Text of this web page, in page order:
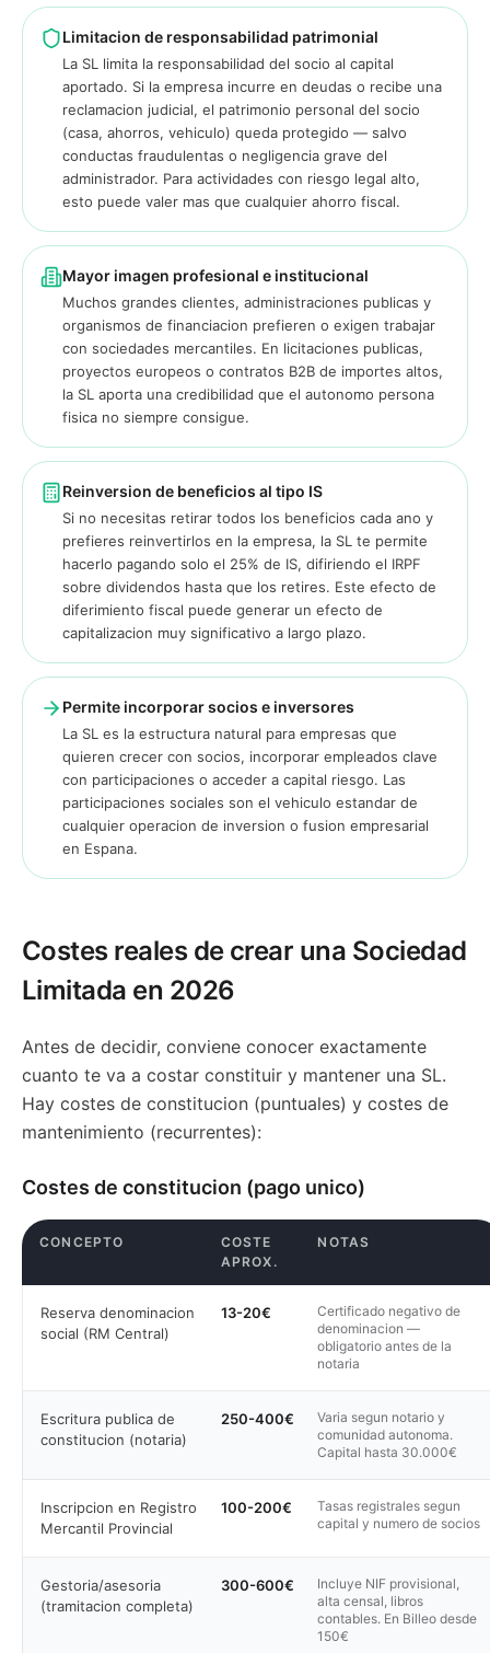
Limitacion de responsabilidad patrimonial
La SL limita la responsabilidad del socio al capital
aportado. Si la empresa incurre en deudas o recibe una
reclamacion judicial, el patrimonio personal del socio
(casa, ahorros, vehiculo) queda protegido — salvo
conductas fraudulentas o negligencia grave del
administrador. Para actividades con riesgo legal alto,
esto puede valer mas que cualquier ahorro fiscal.
Mayor imagen profesional e institucional
Muchos grandes clientes, administraciones publicas y
organismos de financiacion prefieren o exigen trabajar
con sociedades mercantiles. En licitaciones publicas,
proyectos europeos o contratos B2B de importes altos,
la SL aporta una credibilidad que el autonomo persona
fisica no siempre consigue.
Reinversion de beneficios al tipo IS
Si no necesitas retirar todos los beneficios cada ano y
prefieres reinvertirlos en la empresa, la SL te permite
hacerlo pagando solo el 25% de IS, difiriendo el IRPF
sobre dividendos hasta que los retires. Este efecto de
diferimiento fiscal puede generar un efecto de
capitalizacion muy significativo a largo plazo.
Permite incorporar socios e inversores
La SL es la estructura natural para empresas que
quieren crecer con socios, incorporar empleados clave
con participaciones o acceder a capital riesgo. Las
participaciones sociales son el vehiculo estandar de
cualquier operacion de inversion o fusion empresarial
en Espana.
Costes reales de crear una Sociedad
Limitada en 2026
Antes de decidir, conviene conocer exactamente
cuanto te va a costar constituir y mantener una SL.
Hay costes de constitucion (puntuales) y costes de
mantenimiento (recurrentes):
Costes de constitucion (pago unico)
CONCEPTO
COSTE
APROX.
NOTAS
Reserva denominacion
social (RM Central)
13-20€
Certificado negativo de
denominacion —
obligatorio antes de la
notaria
Escritura publica de
constitucion (notaria)
250-400€
Varia segun notario y
comunidad autonoma.
Capital hasta 30.000€
Inscripcion en Registro
Mercantil Provincial
100-200€
Tasas registrales segun
capital y numero de socios
Gestoria/asesoria
(tramitacion completa)
300-600€
Incluye NIF provisional,
alta censal, libros
contables. En Billeo desde
150€